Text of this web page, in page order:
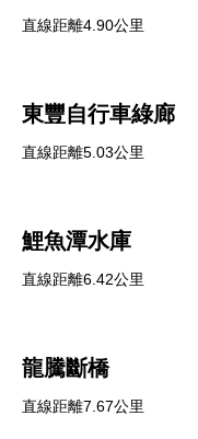
直線距離4.90公里
東豐自行車綠廊
直線距離5.03公里
鯉魚潭水庫
直線距離6.42公里
龍騰斷橋
直線距離7.67公里